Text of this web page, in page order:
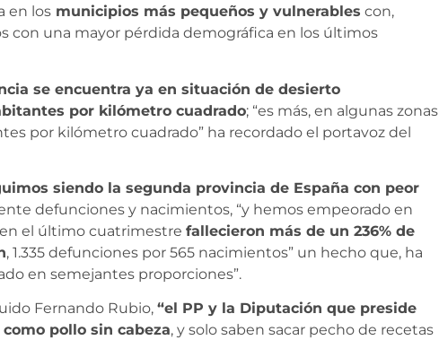
en los municipios más pequeños y vulnerables con,
con una mayor pérdida demográfica en los últimos
se encuentra ya en situación de desierto
por kilómetro cuadrado; “es más, en algunas zonas
por kilómetro cuadrado” ha recordado el portavoz del
siendo la segunda provincia de España con peor
ente defunciones y nacimientos, “y hemos empeorado en
el último cuatrimestre fallecieron más de un 236% de
, 1.335 defunciones por 565 nacimientos” un hecho que, ha
en semejantes proporciones”.
Fernando Rubio, “el PP y la Diputación que preside
pollo sin cabeza, y solo saben sacar pecho de recetas